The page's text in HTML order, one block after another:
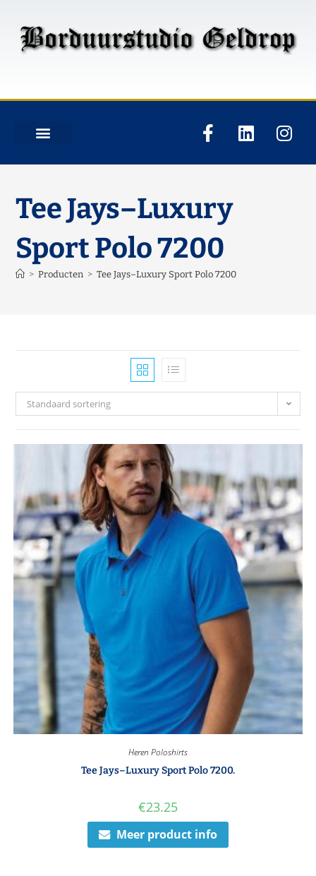
Tee Jays–Luxury
Sport Polo 7200
> Producten > Tee Jays–Luxury Sport Polo 7200
Standaard sortering
Heren Poloshirts
Tee Jays–Luxury Sport Polo 7200.
€23.25
Meer product info